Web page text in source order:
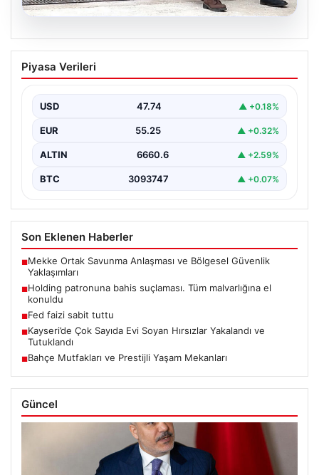
07.08.2026
Holding patronuna bahis suçlaması.
Tüm malvarlığına el konuldu
Piyasa Verileri
USD 47.74 ▲ +0.18%
EUR 55.25 ▲ +0.32%
ALTIN 6660.6 ▲ +2.59%
BTC 3093747 ▲ +0.07%
Son Eklenen Haberler
■Mekke Ortak Savunma Anlaşması ve Bölgesel Güvenlik
Yaklaşımları
■Holding patronuna bahis suçlaması. Tüm malvarlığına el
konuldu
■Fed faizi sabit tuttu
■Kayseri’de Çok Sayıda Evi Soyan Hırsızlar Yakalandı ve
Tutuklandı
■Bahçe Mutfakları ve Prestijli Yaşam Mekanları
Güncel